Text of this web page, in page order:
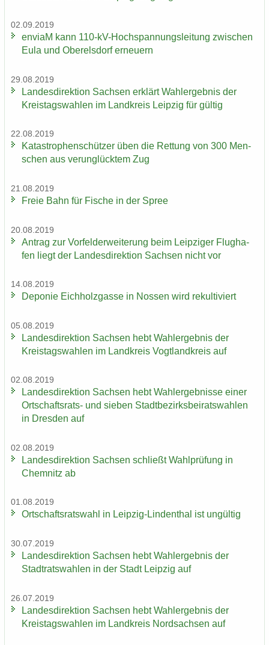
02.09.2019
en­viaM kann 110-​kV-Hochspannungsleitung zwi­schen
Eula und Ober­els­dorf er­neu­ern
29.08.2019
Lan­des­di­rek­ti­on Sach­sen er­klärt Wahl­er­geb­nis der
Kreis­tags­wah­len im Land­kreis Leip­zig für gül­tig
22.08.2019
Ka­ta­stro­phen­schüt­zer üben die Ret­tung von 300 Men­
schen aus ver­un­glück­tem Zug
21.08.2019
Freie Bahn für Fi­sche in der Spree
20.08.2019
An­trag zur Vor­fel­d­er­wei­te­rung beim Leip­zi­ger Flug­ha­
fen liegt der Lan­des­di­rek­ti­on Sach­sen nicht vor
14.08.2019
De­po­nie Eich­holz­gas­se in Nos­sen wird re­kul­ti­viert
05.08.2019
Lan­des­di­rek­ti­on Sach­sen hebt Wahl­er­geb­nis der
Kreis­tags­wah­len im Land­kreis Vogt­land­kreis auf
02.08.2019
Lan­des­di­rek­ti­on Sach­sen hebt Wahl­er­geb­nis­se einer
Ortschaftsrats-​ und sie­ben Stadt­be­zirks­bei­rats­wah­len
in Dres­den auf
02.08.2019
Lan­des­di­rek­ti­on Sach­sen schließt Wahl­prü­fung in
Chem­nitz ab
01.08.2019
Ort­schafts­rats­wahl in Leipzig-​Lindenthal ist un­gül­tig
30.07.2019
Lan­des­di­rek­ti­on Sach­sen hebt Wahl­er­geb­nis der
Stadt­rats­wah­len in der Stadt Leip­zig auf
26.07.2019
Lan­des­di­rek­ti­on Sach­sen hebt Wahl­er­geb­nis der
Kreis­tags­wah­len im Land­kreis Nord­sach­sen auf